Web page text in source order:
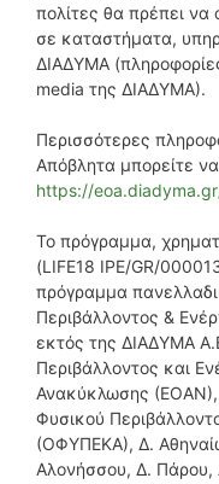
πολίτες θα πρέπει να
σε καταστήματα,
ΔΙΑΔΥΜΑ
media της ΔΙΑΔΥΜΑ).
Περισσότερες
Απόβλητα μπορείτε
https://
Το πρόγραμμα,
(LIFE18 IPE/GR/
πρόγραμμα
Περιβάλλοντος &
εκτός της ΔΙΑΔΥΜΑ
Περιβάλλοντος και
Ανακύκλωσης (ΕΟΑΝ),
Φυσικού
(ΟΦΥΠΕΚΑ), Δ.
Αλονήσσου, Δ. Πάρου,